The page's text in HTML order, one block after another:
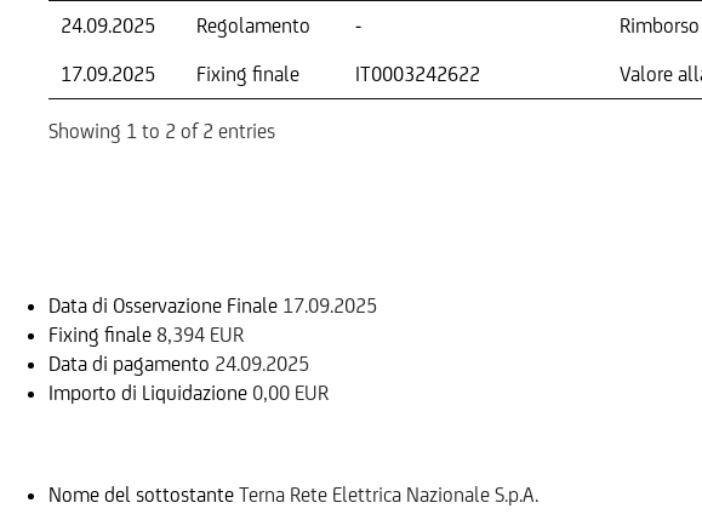
24.09.2025 Regolamento - Rimborso
17.09.2025
Fixing finale IT0003242622 Valore
Showing 1 to 2 of 2 entries
Data di Osservazione Finale 17.09.2025
Fixing finale 8,394 EUR
Data di pagamento 24.09.2025
Importo di Liquidazione 0,00 EUR
Nome del sottostante Terna Rete Elettrica Nazionale S.p.A.